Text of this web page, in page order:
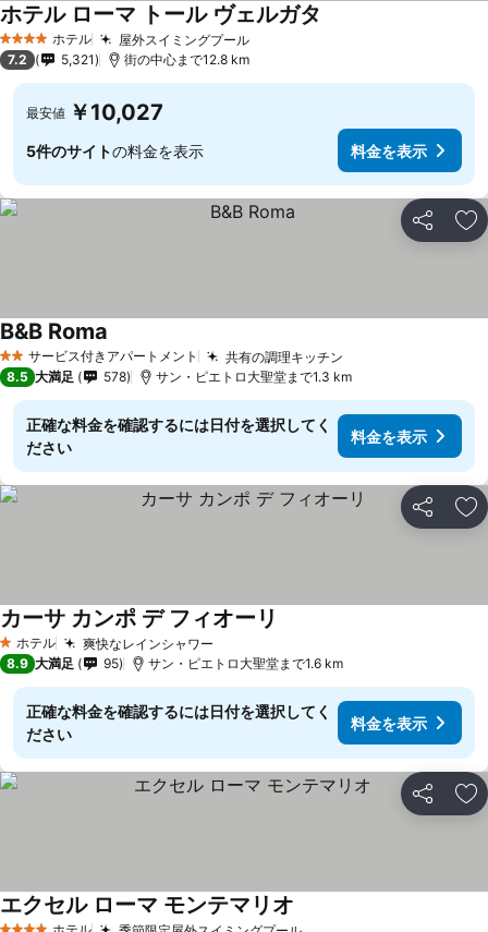
4 ホテルのランク
ホテル 屋外スイミングプール
ホテル ローマ トール ヴェルガタ
7.2 5,321 街の中心まで12.8 km
最安値 ￥10,027
5件のサイトの料金を表示 料金を表示
シェア お
2 ホテルのランク
サービス付きアパートメント 共有の調理キッチン
B&B Roma
8.5 大満足 578 サン・ピエトロ大聖堂まで1.3 km
正確な料金を確認するには日付を選択してく
ださい
料金を表示
シェア お
1 ホテルのランク
ホテル 爽快なレインシャワー
カーサ カンポ デ フィオーリ
8.9 大満足 95 サン・ピエトロ大聖堂まで1.6 km
正確な料金を確認するには日付を選択してく
ださい
料金を表示
シェア お
ホテル
エクセル ローマ モンテマリオ